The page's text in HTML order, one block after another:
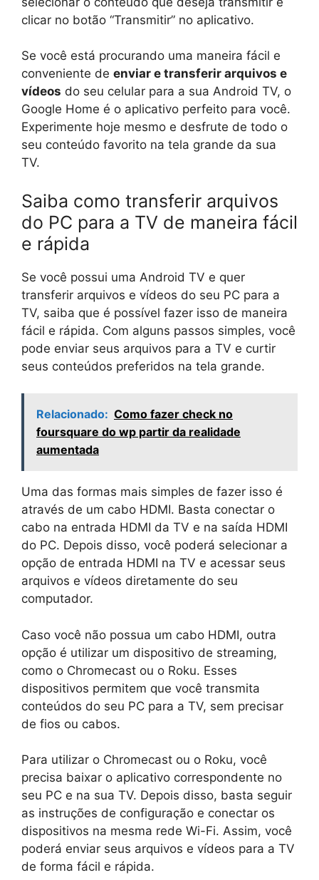
clicar no botão “Transmitir” no aplicativo.
Se você está procurando uma maneira fácil e
conveniente de enviar e transferir arquivos e
vídeos do seu celular para a sua Android TV, o
Google Home é o aplicativo perfeito para você.
Experimente hoje mesmo e desfrute de todo o
seu conteúdo favorito na tela grande da sua
TV.
Saiba como transferir arquivos
do PC para a TV de maneira fácil
e rápida
Se você possui uma Android TV e quer
transferir arquivos e vídeos do seu PC para a
TV, saiba que é possível fazer isso de maneira
fácil e rápida. Com alguns passos simples, você
pode enviar seus arquivos para a TV e curtir
seus conteúdos preferidos na tela grande.
Relacionado: Como fazer check no
foursquare do wp partir da realidade
aumentada
Uma das formas mais simples de fazer isso é
através de um cabo HDMI. Basta conectar o
cabo na entrada HDMI da TV e na saída HDMI
do PC. Depois disso, você poderá selecionar a
opção de entrada HDMI na TV e acessar seus
arquivos e vídeos diretamente do seu
computador.
Caso você não possua um cabo HDMI, outra
opção é utilizar um dispositivo de streaming,
como o Chromecast ou o Roku. Esses
dispositivos permitem que você transmita
conteúdos do seu PC para a TV, sem precisar
de fios ou cabos.
Para utilizar o Chromecast ou o Roku, você
precisa baixar o aplicativo correspondente no
seu PC e na sua TV. Depois disso, basta seguir
as instruções de configuração e conectar os
dispositivos na mesma rede Wi-Fi. Assim, você
poderá enviar seus arquivos e vídeos para a TV
de forma fácil e rápida.